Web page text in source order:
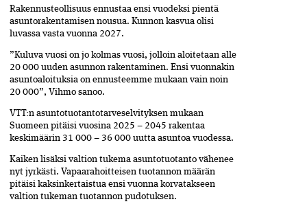
Rakennusteollisuus ennustaa ensi vuodeksi pientä
asuntorakentamisen nousua. Kunnon kasvua olisi
luvassa vasta vuonna 2027.
”Kuluva vuosi on jo kolmas vuosi, jolloin aloitetaan alle
20 000 uuden asunnon rakentaminen. Ensi vuonnakin
asuntoaloituksia on ennusteemme mukaan vain noin
20 000”, Vihmo sanoo.
VTT:n asuntotuotantotarveselvityksen mukaan
Suomeen pitäisi vuosina 2025 – 2045 rakentaa
keskimäärin 31 000 – 36 000 uutta asuntoa vuodessa.
Kaiken lisäksi valtion tukema asunto­tuotanto vähenee
nyt jyrkästi. Vapaa­rahoitteisen tuotannon määrän
pitäisi kaksinkertaistua ensi vuonna korvatakseen
valtion tukeman tuotannon pudotuksen.